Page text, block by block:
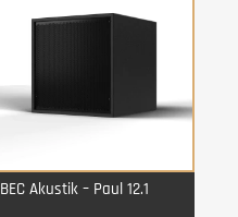
BEC Akustik – Paul 12.1